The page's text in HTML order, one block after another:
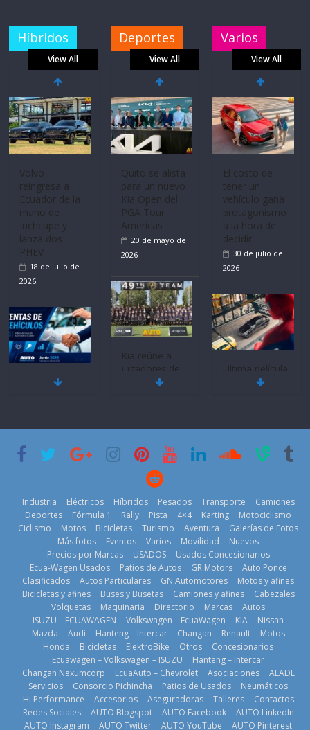
Híbridos
View All
Volvo
reingresa a
Ecuador de la
mano de
Inchcape y
lanza dos
PHEV
18 de julio de
2026
Mercado
historia
11 de julio de
BMW, Toyota,
Bosch y
prueban flota
que usa
gasolina 100%
renovable
25 de julio de
2026
Deportes
View All
La FEDAK
recibe 12
Sinotruk
Bolden para
cubrir las rutas
de La Vuelta
31 de julio de
2026
Quito se alista
para un nuevo
Kia Open del
PGA Tour
Americas
20 de mayo de
Kia reúne a
jugadores de
fútbol de todo
el mundo en
‘Kia OMBC
Cup’
6 de mayo de
2026
La Vuelta al
Ecuador 2026,
edición 47ª,
recorre 7
Varios
View All
El costo de
tener un
vehículo gana
protagonismo
a la hora de
decidir
30 de julio de
2026
Ultima película
‘Spider‑Man:
29 de julio de
¿Qué puede
pasar con tu
vehículo si
permanece
varios días sin
usar?
3 de agosto de
2026
Industria Eléctricos Híbridos Pesados Transporte
Camiones
Deportes
Fórmula 1 Rally Pista 4×4 Karting
Motociclismo
Ciclismo
Motos Bicicletas Turismo Aventura
Galerías de Fotos
Más fotos
Eventos Varios Movilidad
Nuevos
Precios por Marcas
USADOS
Usados Concesionarios
Ecua-Wagen Usados
Patios de Autos GR Motors
Auto Ponce
Clasificados
Autos Particulares GN Automotores
Motos y afines
Bicicletas y afines
Buses y Busetas Camiones y afines
Cabezales
Volquetas
Maquinaria Directorio Marcas
Autos
ISUZU – ECUAWAGEN
Volkswagen – EcuaWagen KIA
Nissan
Mazda
Audi Hanteng – Intercar Changan Renault
Motos
Honda
Bicicletas ElektroBike Otros
Concesionarios
Ecuawagen – Volkswagen – ISUZU
Hanteng – Intercar
Changan Nexumcorp
EcuaAuto – Chevrolet Asociaciones
AEADE
Servicios
Consorcio Pichincha Patios de Usados
Neumáticos
Hi Performance
Accesorios Aseguradoras Talleres
Contactos
Redes Sociales
AUTO Blogspot AUTO Facebook
AUTO LinkedIn
AUTO Instagram
AUTO Twitter AUTO YouTube AUTO Pinterest